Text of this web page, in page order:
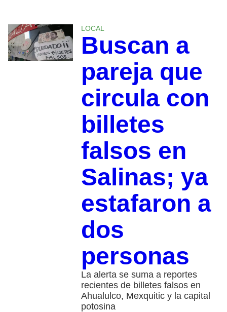
LOCAL
Buscan a
pareja que
circula con
billetes
falsos en
Salinas; ya
estafaron a
dos
personas
La alerta se suma a reportes
recientes de billetes falsos en
Ahualulco, Mexquitic y la capital
potosina